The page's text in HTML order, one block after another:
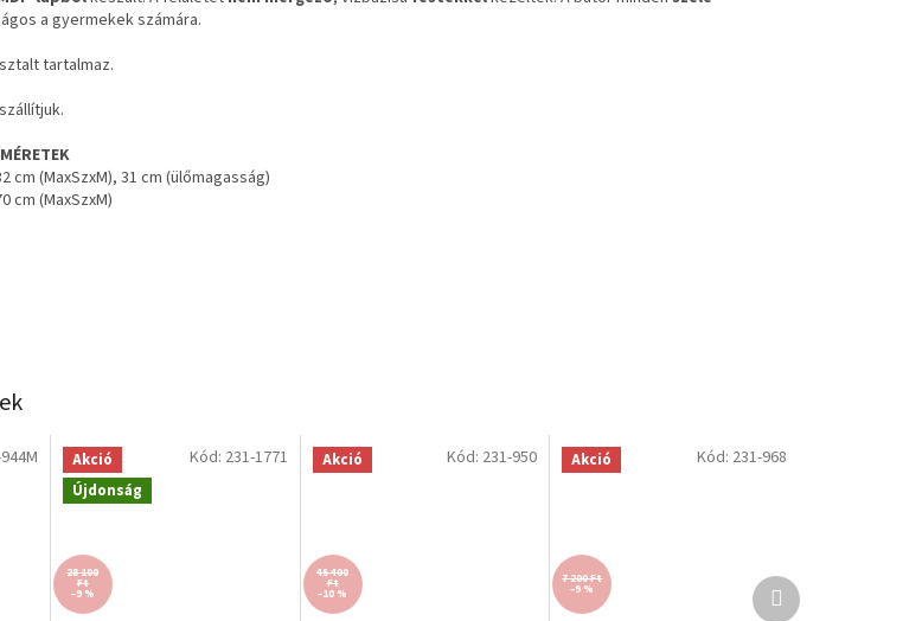
Akció
Újdonság
28 100
Ft
–9 %
Kód: 231-1771 Akció
45 400
Ft
–10 %
Kód: 231-950 Akció
7 200 Ft
–9 %
Kód: 231-968
Következő
termék
a gyermekek számára.
tartalmaz.
cm (MaxSzxM), 31 cm (ülőmagasság)
cm (MaxSzxM)